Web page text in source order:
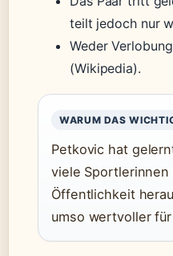
teilt jedoch nur
Weder
(Wikipedia).
WARUM DAS
Petkovic hat
viele
Öffentlichkeit
umso wertvoller